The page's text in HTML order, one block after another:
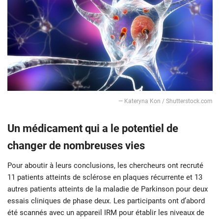
— Kateryna Kon / Shutterstock.com
Un médicament qui a le potentiel de
changer de nombreuses vies
Pour aboutir à leurs conclusions, les chercheurs ont recruté
11 patients atteints de sclérose en plaques récurrente et 13
autres patients atteints de la maladie de Parkinson pour deux
essais cliniques de phase deux. Les participants ont d’abord
été scannés avec un appareil IRM pour établir les niveaux de